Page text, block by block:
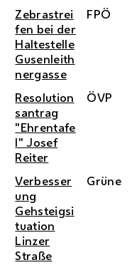
Zebrastrei
fen bei der
Haltestelle
Gusenleith
nergasse
FPÖ
Resolution
santrag
"Ehrentafe
l" Josef
Reiter
ÖVP
Verbesser
ung
Gehsteigsi
tuation
Linzer
Straße
Grüne